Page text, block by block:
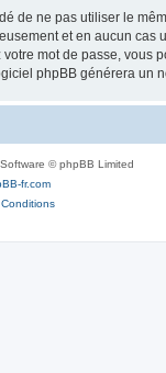
de ne pas utiliser le
et en aucun
mot de passe, vous
phpBB générera un
© phpBB Limited
fr.com
Conditions